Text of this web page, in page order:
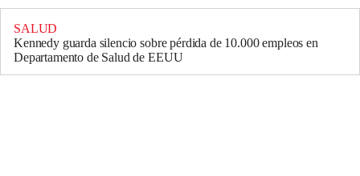
SALUD
Kennedy guarda silencio sobre pérdida de 10.000 empleos en
Departamento de Salud de EEUU